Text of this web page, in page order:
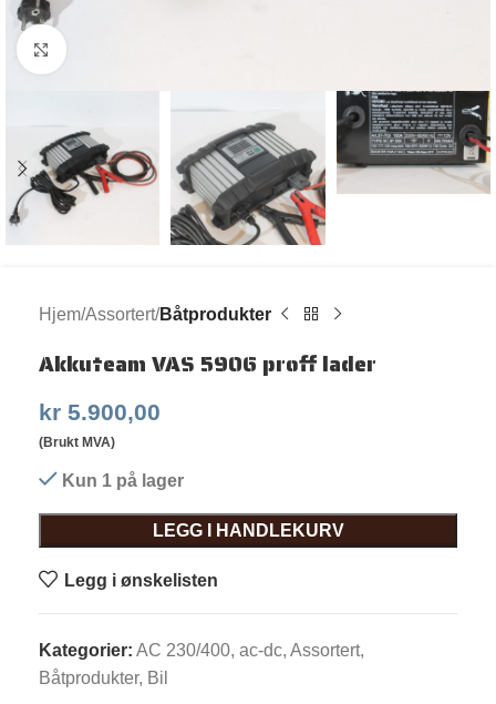
Klikk for større bilde
Hjem Assortert Båtprodukter
Akkuteam VAS 5906 proff lader
kr 5.900,00
(Brukt MVA)
Kun 1 på lager
LEGG I HANDLEKURV
Legg i ønskelisten
Kategorier: AC 230/400, ac-dc, Assortert,
Båtprodukter, Bil